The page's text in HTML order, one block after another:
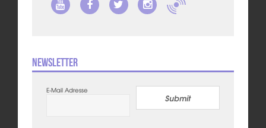
Newsletter
E-Mail Adresse
Submit